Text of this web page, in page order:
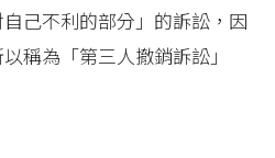
己不利的部分」的訴訟，因
稱為「第三人撤銷訴訟」